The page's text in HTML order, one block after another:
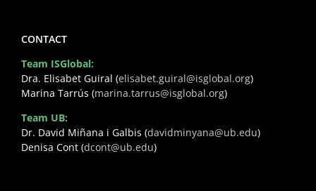
CONTACT
Team ISGlobal:
Dra. Elisabet Guiral (elisabet.guiral@isglobal.org)
Marina Tarrús (marina.tarrus@isglobal.org)
Team UB:
Dr. David Miñana i Galbis (davidminyana@ub.edu)
Denisa Cont (dcont@ub.edu)